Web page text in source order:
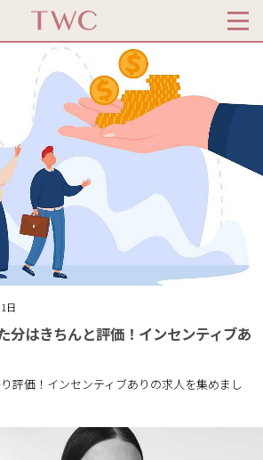
日
分はきちんと評価！インセンティブあ
評価！インセンティブありの求人を集めまし